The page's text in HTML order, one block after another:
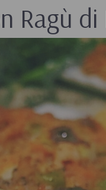
Tutto bio
Prodotti italiani
Ragù di